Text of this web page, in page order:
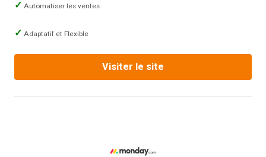
Automatiser les ventes
Adaptatif et Flexible
Visiter le site